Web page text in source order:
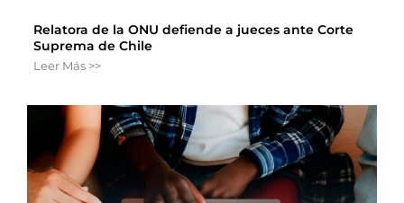
Relatora de la ONU defiende a jueces ante Corte
Suprema de Chile
Leer Más >>